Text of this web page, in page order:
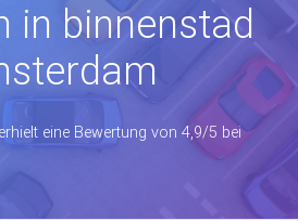
in binnenstad
eine Bewertung von 4,9/5 bei